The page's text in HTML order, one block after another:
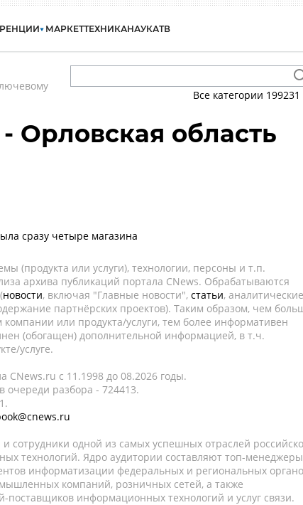
МАРКЕТТЕХНИКАНАУКАТВ
Все категории 199231
Орловская область
сразу четыре магазина
(продукта или услуги), технологии, персоны и т.п.
архива публикаций портала CNews. Обрабатываются
новости, включая "Главные новости", статьи, аналитические
партнёрских проектов). Таким образом, чем
или продукта/услуги, тем более информативен
(обогащен) дополнительной информацией, в т.ч.
услуге.
CNews.ru c 11.1998 до 08.2026 годы.
очереди разбора - 724413.
сотрудники одной из самых успешных отраслей
технологий. Ядро аудитории составляют топ-
информатизации федеральных и региональных
компаний, розничных сетей, а также
поставщиков информационных технологий и услуг связи.